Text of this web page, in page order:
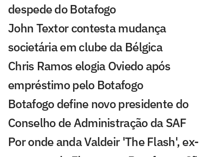
despede do Botafogo
John Textor contesta mudança
societária em clube da Bélgica
Chris Ramos elogia Oviedo após
empréstimo pelo Botafogo
Botafogo define novo presidente do
Conselho de Administração da SAF
Por onde anda Valdeir 'The Flash', ex-